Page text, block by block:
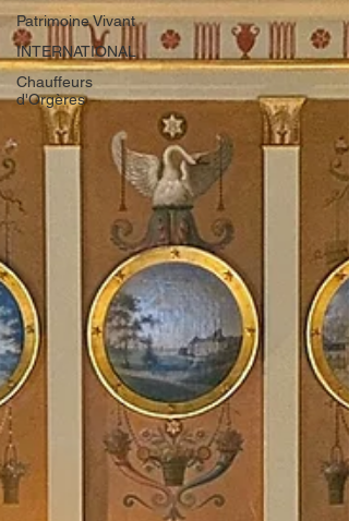
Patrimoine Vivant
INTERNATIONAL
Chauffeurs
d'Orgères